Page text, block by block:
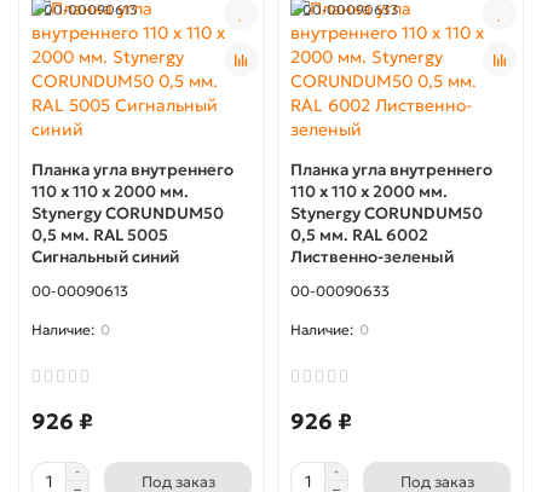
00-00090613
Планка угла внутреннего
110 x 110 х 2000 мм.
Stynergy CORUNDUM50
0,5 мм. RAL 5005
Сигнальный синий
00-00090613
0
926 ₽
Под заказ
00-00090633
Планка угла внутреннего
110 x 110 х 2000 мм.
Stynergy CORUNDUM50
0,5 мм. RAL 6002
Лиственно-зеленый
00-00090633
0
926 ₽
Под заказ